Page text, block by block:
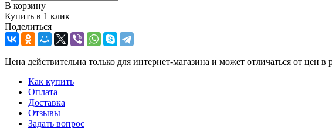
В корзину
Купить в 1 клик
Поделиться
Цена действительна только для интернет-магазина и может отличаться от цен в
Как купить
Оплата
Доставка
Отзывы
Задать вопрос